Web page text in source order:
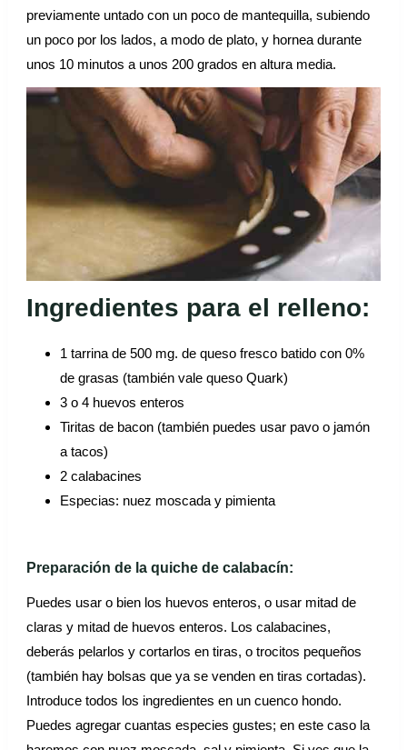
previamente untado con un poco de mantequilla, subiendo
un poco por los lados, a modo de plato, y hornea durante
unos 10 minutos a unos 200 grados en altura media.
Ingredientes para el relleno:
1 tarrina de 500 mg. de queso fresco batido con 0%
de grasas (también vale queso Quark)
3 o 4 huevos enteros
Tiritas de bacon (también puedes usar pavo o jamón
a tacos)
2 calabacines
Especias: nuez moscada y pimienta
Preparación de la quiche de calabacín:
Puedes usar o bien los huevos enteros, o usar mitad de
claras y mitad de huevos enteros. Los calabacines,
deberás pelarlos y cortarlos en tiras, o trocitos pequeños
(también hay bolsas que ya se venden en tiras cortadas).
Introduce todos los ingredientes en un cuenco hondo.
Puedes agregar cuantas especies gustes; en este caso la